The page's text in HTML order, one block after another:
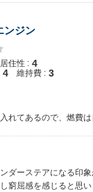
ンジン
居住性 : 4
4 維持費 : 3
れてあるので、燃費は
ダーステアになる印
窮屈感を感じると思い